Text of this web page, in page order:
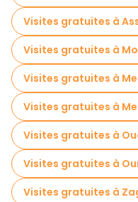
Visites gratuites à
Visites gratuites à
Visites gratuites à
Visites gratuites à
Visites gratuites à
Visites gratuites à
Visites gratuites à
Visites gratuites à